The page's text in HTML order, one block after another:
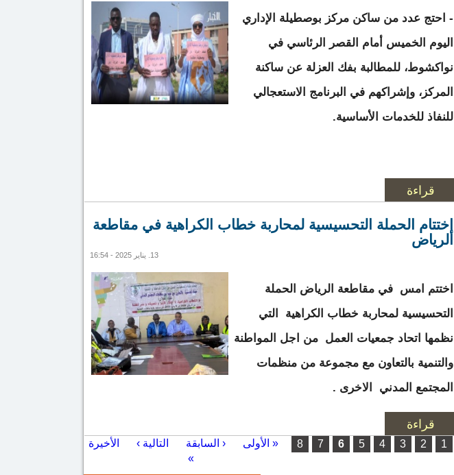
- احتج عدد من ساكن مركز بوصطيلة الإداري
اليوم الخميس أمام القصر الرئاسي في
نواكشوط، للمطالبة بفك العزلة عن ساكنة
المركز، وإشراكهم في البرنامج الاستعجالي
للنفاذ للخدمات الأساسية.
قراءة
إختتام الحملة التحسيسية لمحاربة خطاب الكراهية في مقاطعة
الرياض
13. يناير 2025 - 16:54
اختتم امس في مقاطعة الرياض الحملة
التحسيسية لمحاربة خطاب الكراھية التي
نظمھا اتحاد جمعيات العمل من اجل المواطنة
والتنمية بالتعاون مع مجموعة من منظمات
المجتمع المدني الاخرى .
قراءة
المزيدحول إختتام الحملة التحسيسية لمحاربة خطاب الكراهية في مقاطعة الرياض الصفحات « الأولى ‹ السابقة 1
2
3
4
5
6
7
8 التالية ›
الأخيرة
»